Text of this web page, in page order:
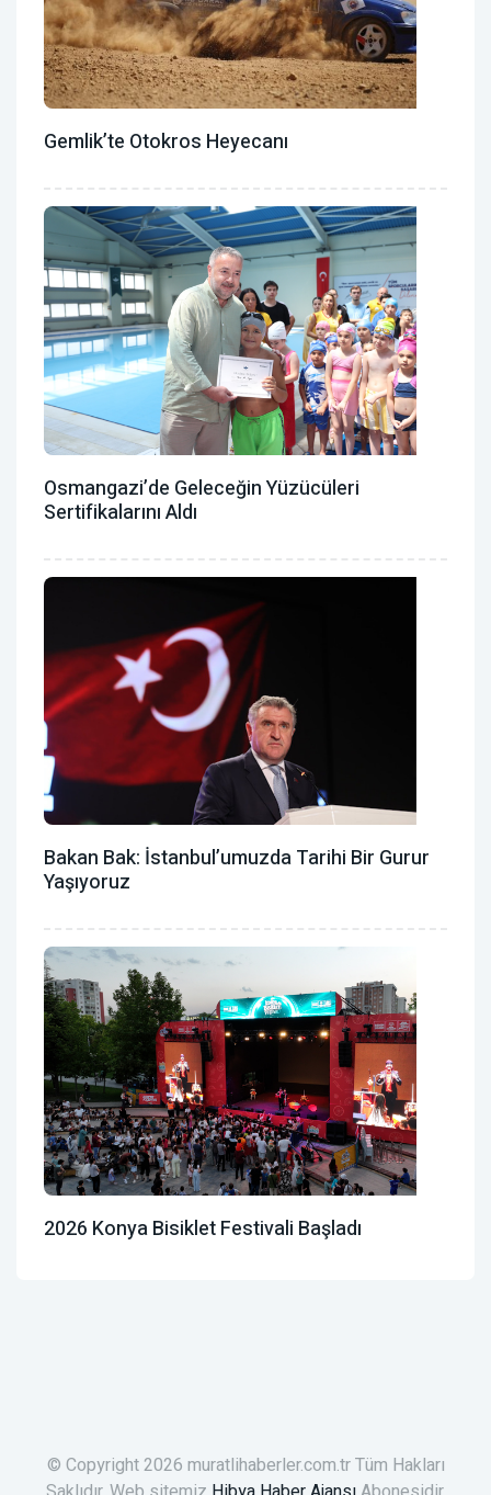
Gemlik’te Otokros Heyecanı
Osmangazi’de Geleceğin Yüzücüleri
Sertifikalarını Aldı
Bakan Bak: İstanbul’umuzda Tarihi Bir Gurur
Yaşıyoruz
2026 Konya Bisiklet Festivali Başladı
© Copyright 2026 muratlihaberler.com.tr Tüm Hakları